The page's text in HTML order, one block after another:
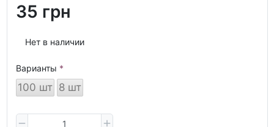
35 грн
Нет в наличии
Варианты
100 шт 8 шт